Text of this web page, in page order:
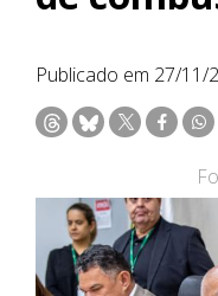
Publicado em 27/11/